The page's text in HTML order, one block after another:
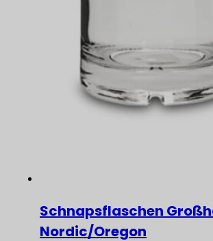
Schnapsflaschen
Nordic/Oregon